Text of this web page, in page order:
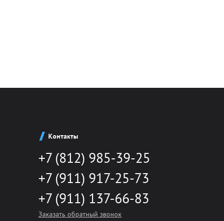
Контакты
+7 (812) 985-39-25
+7 (911) 917-25-73
+7 (911) 137-66-83
Заказать обратный звонок